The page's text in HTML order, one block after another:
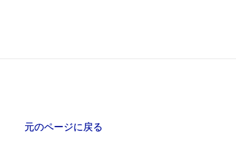
元のページに戻る